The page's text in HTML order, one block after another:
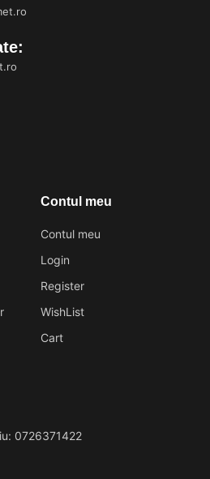
Contul meu
Contul meu
Login
Register
WishList
Cart
0726371422